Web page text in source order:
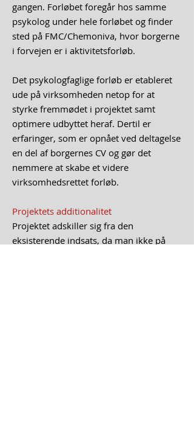
gangen. Forløbet foregår hos samme
psykolog under hele forløbet og finder
sted på FMC/Chemoniva, hvor borgerne
i forvejen er i aktivitetsforløb.
Det psykologfaglige forløb er etableret
ude på virksomheden netop for at
styrke fremmødet i projektet samt
optimere udbyttet heraf. Dertil er
erfaringer, som er opnået ved deltagelse
en del af borgernes CV og gør det
nemmere at skabe et videre
virksomhedsrettet forløb.
Projektets additionalitet
Projektet adskiller sig fra den
eksisterende indsats, da man ikke på